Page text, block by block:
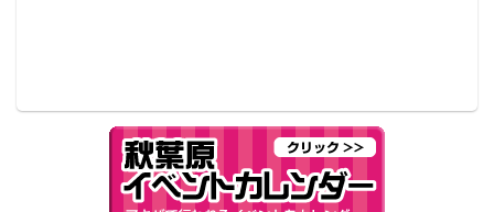
カプセルトイ』の3種。さらに11月24日（月・祝）
12:00～13:00には、「北乃カムイ」公認コスプレイヤ
ー・Shihoさんも来店するので、ぜひ見にこう！